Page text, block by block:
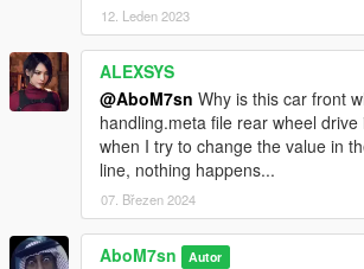
12. Leden 2023
ALEXSYS
@AboM7sn Why is this car front
handling.meta file rear wheel drive
when I try to change the value in
line, nothing happens...
07. Březen 2024
AboM7sn Autor